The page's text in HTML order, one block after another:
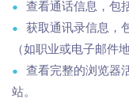
查看通话信息，包
获取通讯录信息，
（如职业或电子邮件
查看完整的浏览器
站。